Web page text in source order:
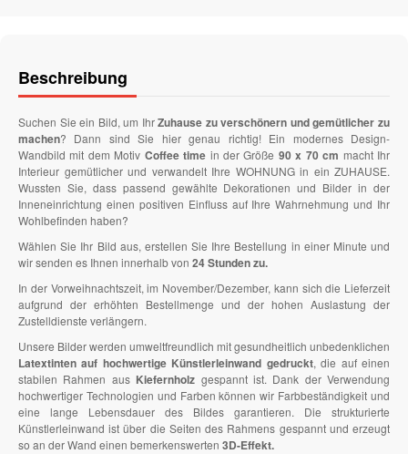
Beschreibung
Suchen Sie ein Bild, um IhrZuhause zu verschönern und gemütlicher zu
machen? Dann sind Sie hier genau richtig! Ein modernes Design-
Wandbild mit dem Motiv Coffee time in der Größe 90 x 70 cm macht Ihr
Interieur gemütlicher und verwandelt Ihre WOHNUNG in ein ZUHAUSE.
Wussten Sie, dass passend gewählte Dekorationen und Bilder in der
Inneneinrichtung einen positiven Einfluss auf Ihre Wahrnehmung und Ihr
Wohlbefinden haben?
Wählen Sie Ihr Bild aus, erstellen Sie Ihre Bestellung in einer Minute und
wir senden es Ihnen innerhalb von 24 Stunden zu.
In der Vorweihnachtszeit, im November/Dezember, kann sich die Lieferzeit
aufgrund der erhöhten Bestellmenge und der hohen Auslastung der
Zustelldienste verlängern.
Unsere Bilder werden umweltfreundlich mit gesundheitlich unbedenklichen
Latextinten auf hochwertige Künstlerleinwand gedruckt, die auf einen
stabilen Rahmen aus Kiefernholz gespannt ist. Dank der Verwendung
hochwertiger Technologien und Farben können wir Farbbeständigkeit und
eine lange Lebensdauer des Bildes garantieren. Die strukturierte
Künstlerleinwand ist über die Seiten des Rahmens gespannt und erzeugt
so an der Wand einen bemerkenswerten 3D-Effekt.